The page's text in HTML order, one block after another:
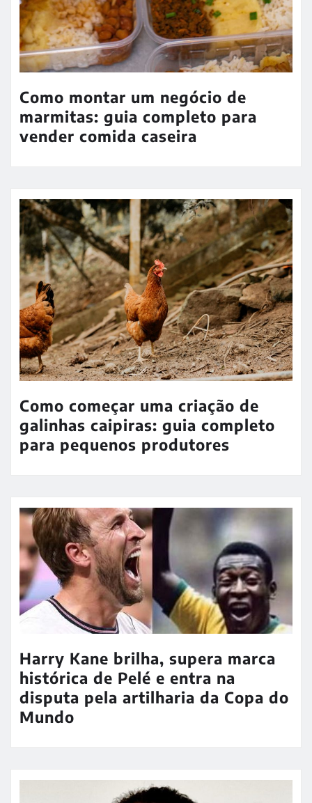
Como montar um negócio de
marmitas: guia completo para
vender comida caseira
Como começar uma criação de
galinhas caipiras: guia completo
para pequenos produtores
Harry Kane brilha, supera marca
histórica de Pelé e entra na
disputa pela artilharia da Copa do
Mundo